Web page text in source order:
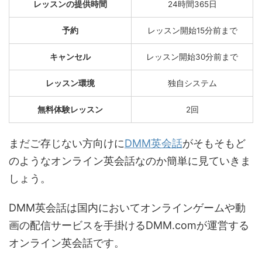
レッスンの提供時間 24時間365日
予約 レッスン開始15分前まで
キャンセル レッスン開始30分前まで
レッスン環境 独自システム
無料体験レッスン 2回
まだご存じない方向けにDMM英会話がそもそもど
のようなオンライン英会話なのか簡単に見ていきま
しょう。
DMM英会話は国内においてオンラインゲームや動
画の配信サービスを手掛けるDMM.comが運営する
オンライン英会話です。